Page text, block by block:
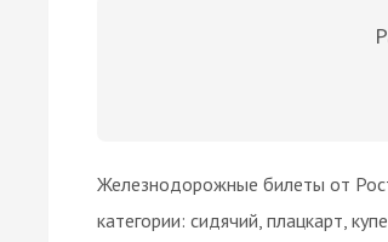
Железнодорожные билеты от
категории: сидячий, плацкарт,